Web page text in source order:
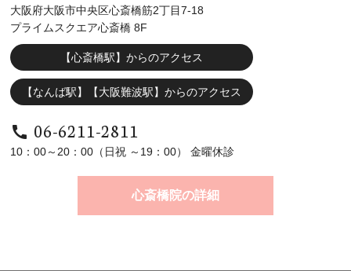
大阪府大阪市中央区心斎橋筋2丁目7-18
プライムスクエア心斎橋 8F
【心斎橋駅】からのアクセス
【なんば駅】【大阪難波駅】からのアクセス
06-6211-2811
call
10：00～20：00（日祝 ～19：00） 金曜休診
心斎橋院の詳細